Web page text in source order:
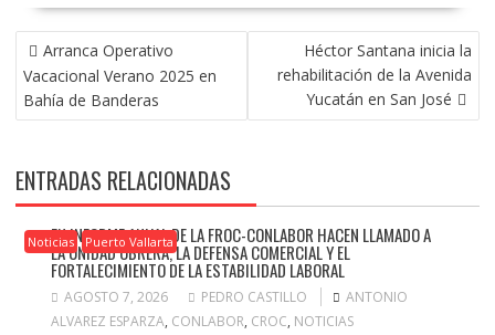
NAVEGACIÓN
DE
ENTRADAS
Arranca Operativo
Vacacional Verano 2025 en
Bahía de Banderas
Héctor Santana inicia la
rehabilitación de la Avenida
Yucatán en San José
ENTRADAS RELACIONADAS
Noticias Puerto Vallarta
EN INFORME ANUAL DE LA FROC-CONLABOR HACEN LLAMADO A
LA UNIDAD OBRERA, LA DEFENSA COMERCIAL Y EL
FORTALECIMIENTO DE LA ESTABILIDAD LABORAL
AGOSTO 7, 2026 PEDRO CASTILLO
ANTONIO
ALVAREZ ESPARZA, CONLABOR, CROC, NOTICIAS